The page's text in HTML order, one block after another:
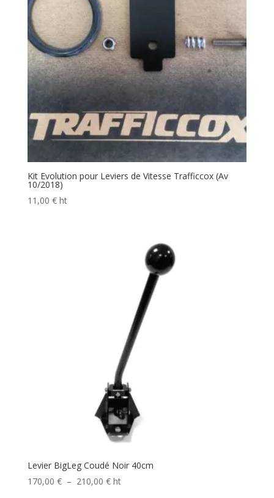
Kit Evolution pour Leviers de Vitesse Trafficcox (Av
10/2018)
11,00 € ht
Levier BigLeg Coudé Noir 40cm
170,00 € – 210,00 €Plage
ht